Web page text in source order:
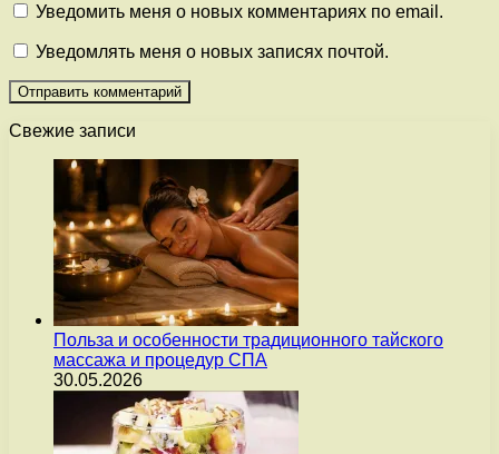
Уведомить меня о новых комментариях по email.
Уведомлять меня о новых записях почтой.
Свежие записи
Польза и особенности традиционного тайского
массажа и процедур СПА
30.05.2026